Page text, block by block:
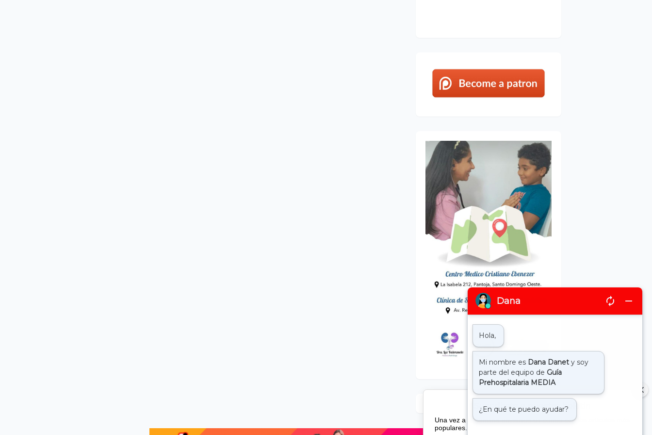
Suscribete a nuestro boletin
Una vez a la semana enviamos un correo con los artículos más
populares.